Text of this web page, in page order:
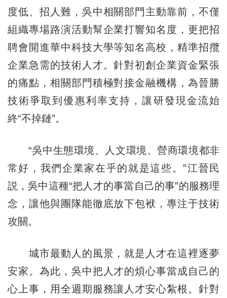
度低、招人難，吳中相關部門主動靠前，不僅
組織專場路演活動幫企業打響知名度，更把招
聘會開進華中科技大學等知名高校，精準招攬
企業急需的技術人才。針對初創企業資金緊張
的痛點，相關部門積極對接金融機構，為晉勝
技術爭取到優惠利率支持，讓研發現金流始
終“不掉鏈”。
“吳中生態環境、人文環境、營商環境都非
常好，我們企業家在乎的就是這些。”江晉民
説，吳中這種“把人才的事當自己的事”的服務理
念，讓他與團隊能徹底放下包袱，專注于技術
攻關。
城市最動人的風景，就是人才在這裡逐夢
安家。為此，吳中把人才的煩心事當成自己的
心上事，用全週期服務讓人才安心紮根。針對